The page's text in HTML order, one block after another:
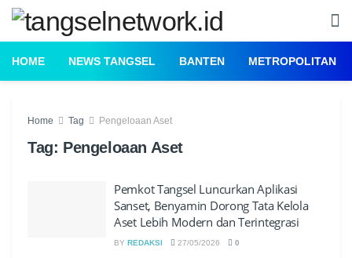
HOME NEWS TANGSEL BANTEN METROPOLITAN
Home Tag Pengeloaan Aset
Tag: Pengeloaan Aset
Pemkot Tangsel Luncurkan Aplikasi
Sanset, Benyamin Dorong Tata Kelola
Aset Lebih Modern dan Terintegrasi
BY REDAKSI 27/05/2026 0